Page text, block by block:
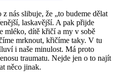
nás slibuje, že „to budeme dělat
laskavější. A pak přijde
mléko, dítě křičí a my v sobě
mrknout, křičíme taky. V tu
i naše minulost. Má proto
traumatu. Nejde jen o to najít
něco jinak.